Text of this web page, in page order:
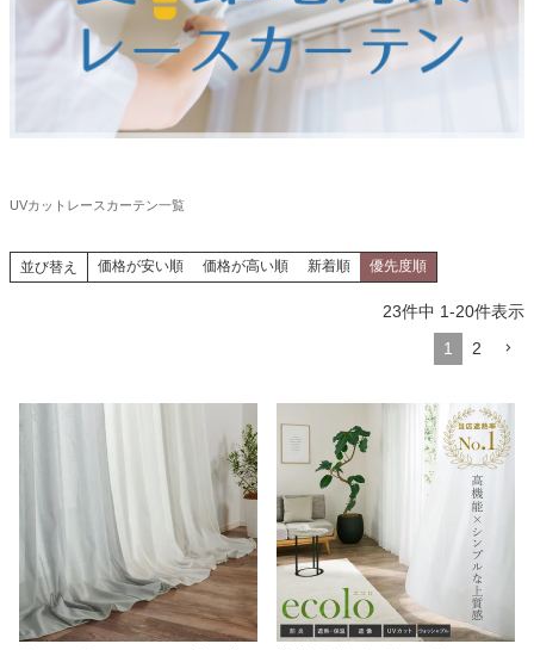
UVカットレースカーテン一覧
並び替え 価格が安い順 価格が高い順 新着順 優先度順
23件中 1-20件表示
1
2